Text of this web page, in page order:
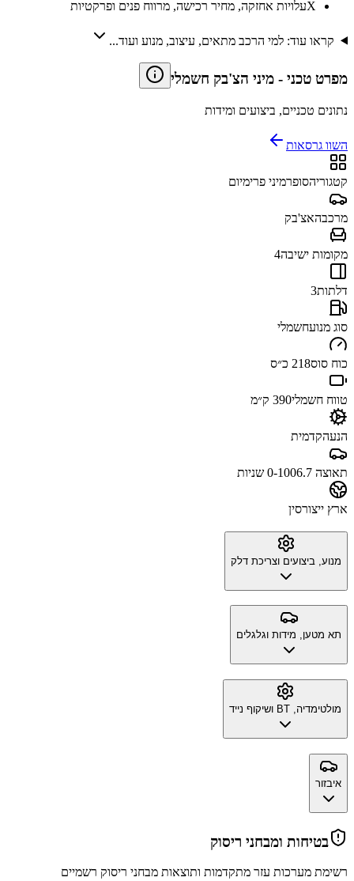
Xעלויות אחזקה, מחיר רכישה, מרווח פנים ופרקטיות
קראו עוד: למי הרכב מתאים, עיצוב, מנוע ועוד...
מפרט טכני - מיני הצ'בק חשמלי
נתונים טכניים, ביצועים ומידות
השוו גרסאות
קטגוריהסופרמיני פרימיום
מרכבהאצ'בק
מקומות ישיבה4
דלתות3
סוג מנועחשמלי
כוח סוס218 כ״ס
טווח חשמלי390 ק״מ
הנעהקדמית
תאוצה 0-100 6.7 שניות
ארץ ייצורסין
מנוע, ביצועים וצריכת דלק
תא מטען, מידות וגלגלים
מולטימדיה, BT ושיקוף נייד
איבזור
בטיחות ומבחני ריסוק
רשימת מערכות עזר מתקדמות ותוצאות מבחני ריסוק רשמיים